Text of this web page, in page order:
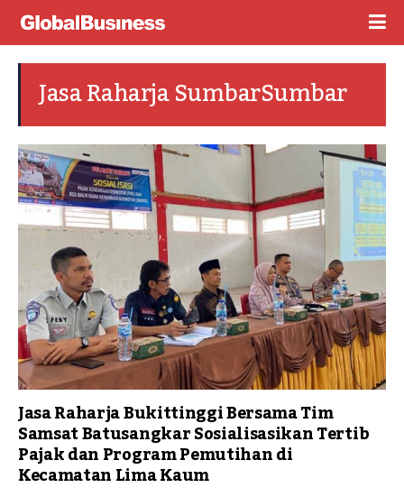
Jasa Raharja SumbarSumbar
Jasa Raharja Bukittinggi Bersama Tim
Samsat Batusangkar Sosialisasikan Tertib
Pajak dan Program Pemutihan di
Kecamatan Lima Kaum